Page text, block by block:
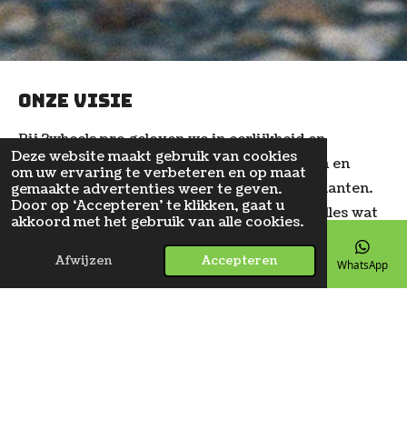
Deze website maakt gebruik van cookies
om uw ervaring te verbeteren en op maat
gemaakte advertenties weer te geven.
Door op ‘Accepteren’ te klikken, gaat u
akkoord met het gebruik van alle cookies.
Afwijzen Accepteren
Onze visie
Bij 2wheels pro geloven we in eerlijkheid en
transparantie. Wij hanteren heldere prijzen en
leveren betrouwbare producten aan onze klanten.
Onze passie voor fietsen staat centraal in alles wat
E-mailadres Telefoonnummer Kaart Facebook WhatsApp